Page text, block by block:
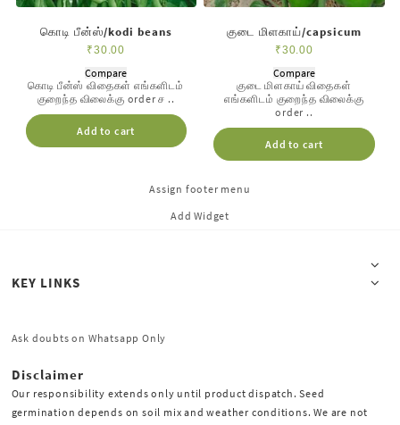
கொடி பீன்ஸ்/kodi beans
₹30.00
கொடி பீன்ஸ் விதைகள் எங்களிடம்
குறைந்த விலைக்கு order ச ..
Add to cart
Compare
குடை மிளகாய்/capsicum
₹30.00
குடை மிளகாய் விதைகள்
எங்களிடம் குறைந்த விலைக்கு
order ..
Add to cart
Compare
Assign footer menu
Add Widget
KEY LINKS
Ask doubts on Whatsapp Only
Disclaimer
Our responsibility extends only until product dispatch. Seed
germination depends on soil mix and weather conditions. We are not